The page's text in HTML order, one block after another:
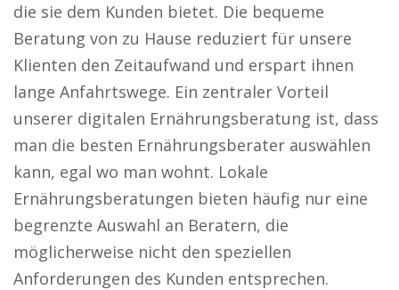
die sie dem Kunden bietet. Die bequeme
Beratung von zu Hause reduziert für unsere
Klienten den Zeitaufwand und erspart ihnen
lange Anfahrtswege. Ein zentraler Vorteil
unserer digitalen Ernährungsberatung ist, dass
man die besten Ernährungsberater auswählen
kann, egal wo man wohnt. Lokale
Ernährungsberatungen bieten häufig nur eine
begrenzte Auswahl an Beratern, die
möglicherweise nicht den speziellen
Anforderungen des Kunden entsprechen.